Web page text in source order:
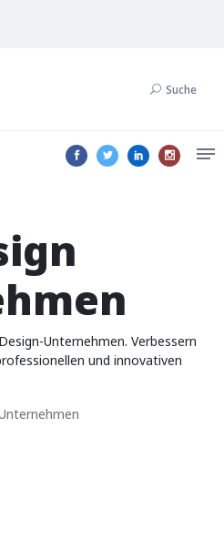
Suche
Unternehmen. Verbessern
und innovativen